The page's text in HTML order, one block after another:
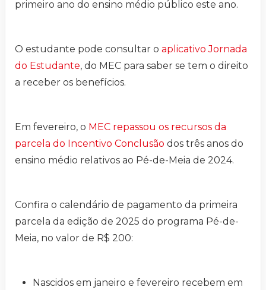
primeiro ano do ensino médio público este ano.
O estudante pode consultar o aplicativo Jornada
do Estudante, do MEC para saber se tem o direito
a receber os benefícios.
Em fevereiro, o MEC repassou os recursos da
parcela do Incentivo Conclusão dos três anos do
ensino médio relativos ao Pé-de-Meia de 2024.
Confira o calendário de pagamento da primeira
parcela da edição de 2025 do programa Pé-de-
Meia, no valor de R$ 200:
Nascidos em janeiro e fevereiro recebem em